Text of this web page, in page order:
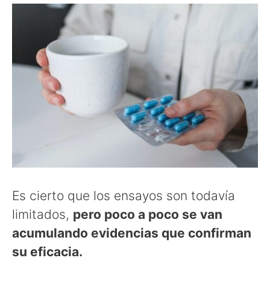
Es cierto que los ensayos son todavía
limitados, pero poco a poco se van
acumulando evidencias que confirman
su eficacia.